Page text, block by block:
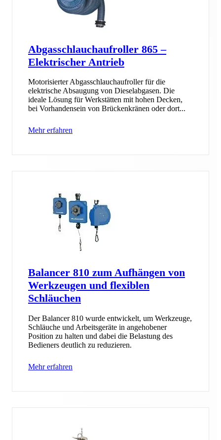
Abgasschlauchaufroller 865 –
Elektrischer Antrieb
Motorisierter Abgasschlauchaufroller für die
elektrische Absaugung von Dieselabgasen. Die
ideale Lösung für Werkstätten mit hohen Decken,
bei Vorhandensein von Brückenkränen oder dort...
Mehr erfahren
Balancer 810 zum Aufhängen von
Werkzeugen und flexiblen
Schläuchen
Der Balancer 810 wurde entwickelt, um Werkzeuge,
Schläuche und Arbeitsgeräte in angehobener
Position zu halten und dabei die Belastung des
Bedieners deutlich zu reduzieren.
Mehr erfahren